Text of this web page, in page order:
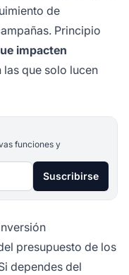
de
Principio
impacten
las que solo lucen
funciones y
Suscribirse
presupuesto de los
dependes del